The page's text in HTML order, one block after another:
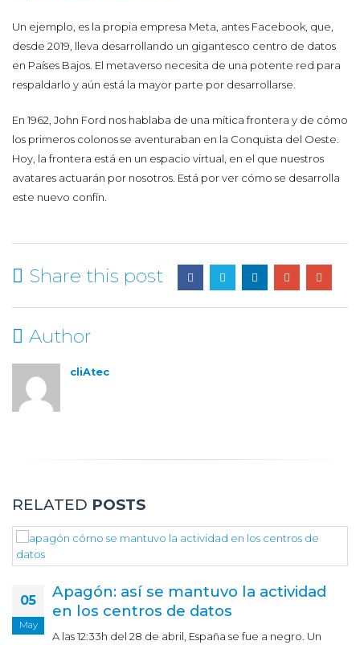
Un ejemplo, es la propia empresa Meta, antes Facebook, que,
desde 2019, lleva desarrollando un gigantesco centro de datos
en Países Bajos. El metaverso necesita de una potente red para
respaldarlo y aún está la mayor parte por desarrollarse.
En 1962, John Ford nos hablaba de una mítica frontera y de cómo
los primeros colonos se aventuraban en la Conquista del Oeste.
Hoy, la frontera está en un espacio virtual, en el que nuestros
avatares actuarán por nosotros. Está por ver cómo se desarrolla
este nuevo confín.
Share this post
Author
cliAtec
RELATED POSTS
05
May
Apagón: así se mantuvo la actividad
en los centros de datos
A las 12:33h del 28 de abril, España se fue a negro. Un